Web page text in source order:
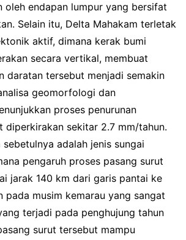
oleh endapan lumpur yang bersifat
Selain itu, Delta Mahakam terletak
aktif, dimana kerak bumi
secara vertikal, membuat
daratan tersebut menjadi semakin
geomorfologi dan
proses penurunan
diperkirakan sekitar 2.7 mm/tahun.
sebetulnya adalah jenis sungai
pengaruh proses pasang surut
jarak 140 km dari garis pantai ke
pada musim kemarau yang sangat
terjadi pada penghujung tahun
surut tersebut mampu